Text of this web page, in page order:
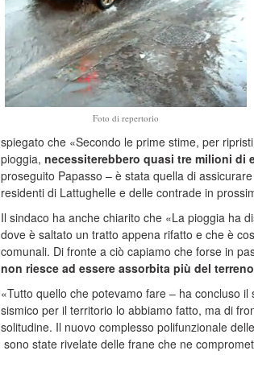
Foto di repertorio
spiegato che «Secondo le prime stime, per
pioggia, necessiterebbero quasi tre milioni di
proseguito Papasso – è stata quella di
residenti di Lattughelle e delle contrade in
Il sindaco ha anche chiarito che «La pioggia ha
dove è saltato un tratto appena rifatto e che è
comunali. Di fronte a ciò capiamo che forse in
non riesce ad essere assorbita più del terreno
«Tutto quello che potevamo fare – ha concluso
sismico per il territorio lo abbiamo fatto, ma di
solitudine. Il nuovo complesso polifunzionale
sono state rivelate delle frane che ne